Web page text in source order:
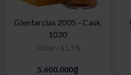
Glenfarclas 2005 - Cask
1030
700ml / 61,3%
5.600.000₫